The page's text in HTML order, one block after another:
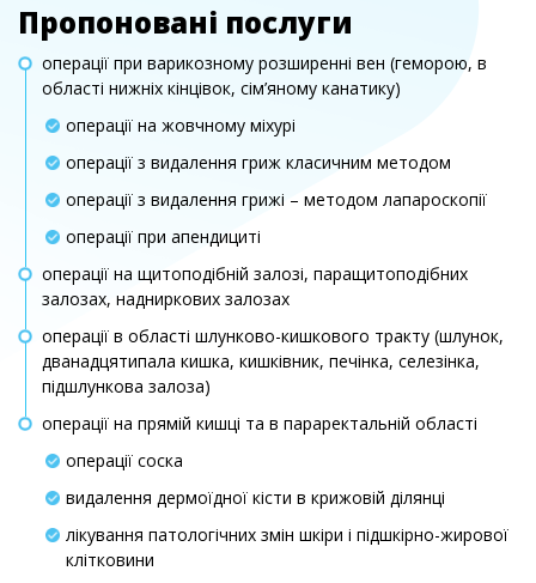
Пропоновані послуги
операції при варикозному розширенні вен (геморою, в
області нижніх кінцівок, сім’яному канатику)
операції на жовчному міхурі
операції з видалення гриж класичним методом
операції з видалення грижі – методом лапароскопії
операції при апендициті
операції на щитоподібній залозі, паращитоподібних
залозах, надниркових залозах
операції в області шлунково-кишкового тракту (шлунок,
дванадцятипала кишка, кишківник, печінка, селезінка,
підшлункова залоза)
операції на прямій кишці та в параректальній області
операції соска
видалення дермоїдної кісти в крижовій ділянці
лікування патологічних змін шкіри і підшкірно-жирової
клітковини